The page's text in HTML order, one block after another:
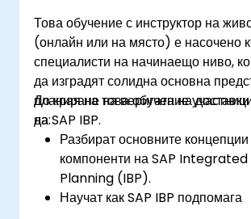
Това обучение с инструктор на
(онлайн или на място) е насочено
специалисти на начинаещо ниво,
да изградят солидна основна
планиране на веригата на
на SAP IBP.
До края на това обучение
да:
Разбират основните
компоненти на SAP
Planning (IBP).
Научат как SAP IBP подпомага